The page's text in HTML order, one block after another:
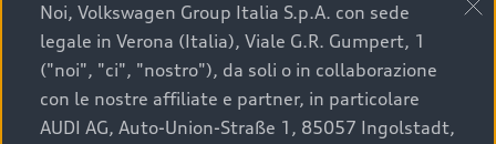
A breve verrai ricontattato dal Customer Care
Audi Center o direttamente dal Concessionario
che ti supporterà per finalizzare la tua richiesta.
Noi, Volkswagen Group Italia S.p.A. con sede
legale in Verona (Italia), Viale G.R. Gumpert, 1
("noi", "ci", "nostro"), da soli o in collaborazione
con le nostre affiliate e partner, in particolare
AUDI AG, Auto-Union-Straße 1, 85057 Ingolstadt,